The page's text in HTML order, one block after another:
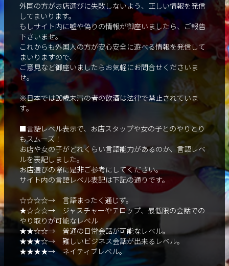
外国の方がお店選びに失敗しないよう、正しい情報を発信
してまいります。
もしサイト内に嘘や偽りの情報が御座いましたら、ご報告
下さいませ。
これからも外国人の方が安心安全に遊べる情報を発信して
まいりますので、
ご意見など御座いましたらお気軽にお問合せくださいま
せ。
※日本では20歳未満の者の飲酒は法律で禁止されていま
す。
■言語レベル表示で、お店スタップや女の子とのやりとり
もスムーズ！
お店や女の子がどれくらい言語能力があるのか、言語レベ
ルを表記しました。
お店選びの際に是非ご参考にしてください。
サイト内の言語レベル表記は下記の通りです。
☆☆☆☆→ 言語まったく通じず。
★☆☆☆→ ジャスチャーやテロップ、最低限の会話での
やり取りが可能なレベル
★★☆☆→ 普通の日常会話が可能なレベル。
★★★☆→ 難しいビジネス会話が出来るレベル。
★★★★→ ネイティブレベル。